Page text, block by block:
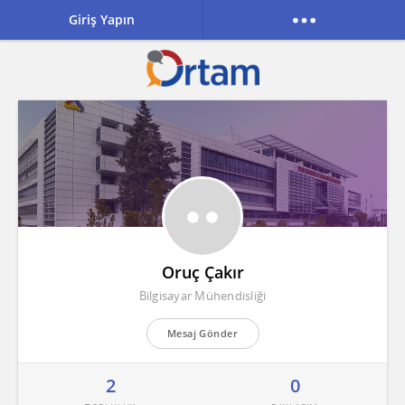
Oruç Çakır
Bilgisayar Mühendisliği
Mesaj Gönder
2 0
Giriş Yapın